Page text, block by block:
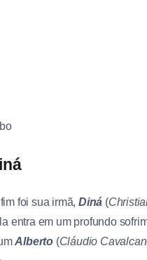
foi sua irmã, Diná (
entra em um profundo
Alberto (Cláudio